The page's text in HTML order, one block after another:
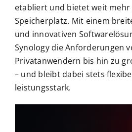
etabliert und bietet weit mehr
Speicherplatz. Mit einem
und innovativen
Synology die Anforderungen
Privatanwendern bis hin zu
– und bleibt dabei stets
leistungsstark.